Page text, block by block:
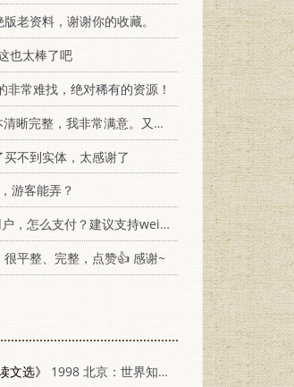
版老资料，谢谢你的收藏。
也太棒了吧
非常难找，绝对稀有的资源！
整，我非常满意。又及，这本《话语的真相》...
买不到实体，太感谢了
游客能弄？
，怎么支付？建议支持weixin支付
很平整、完整，点赞👍 感谢~
文选》
1998 北京：世界知识出版社 7501211280